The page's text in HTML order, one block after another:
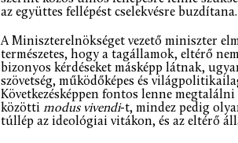
az együttes fellépést cselekvésre buzdítana.
A Miniszterelnökséget vezető miniszter
természetes, hogy a tagállamok, eltérő
bizonyos kérdéseket másképp látnak,
szövetség, működőképes és
Következésképpen fontos lenne
közötti modus vivendi-t, mindez pedig
túllép az ideológiai vitákon, és az eltérő